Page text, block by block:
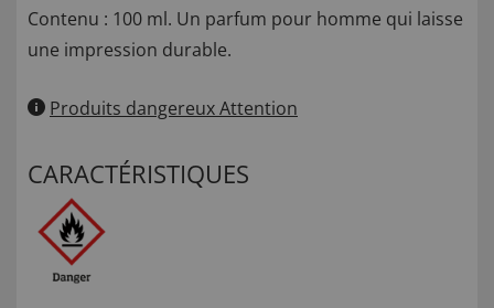
Contenu : 100 ml. Un parfum pour homme qui laisse
une impression durable.
Produits dangereux Attention
CARACTÉRISTIQUES